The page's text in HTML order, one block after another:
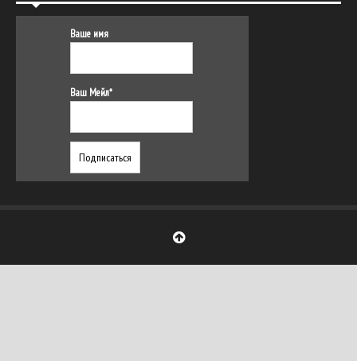
Ваше имя
Ваш Мейл*